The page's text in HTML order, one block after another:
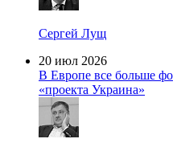
Сергей Лущ
20 июл 2026
В Европе все больше
«проекта Украина»